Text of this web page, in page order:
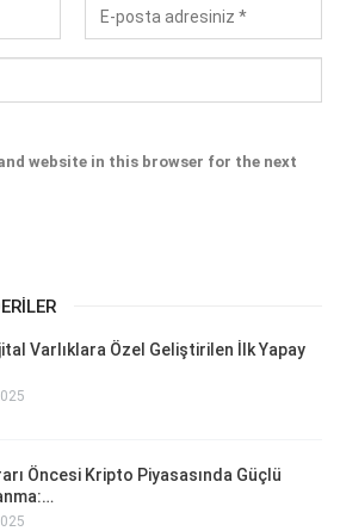
website in this browser for the next
Varlıklara Özel Geliştirilen İlk Yapay
Öncesi Kripto Piyasasında Güçlü